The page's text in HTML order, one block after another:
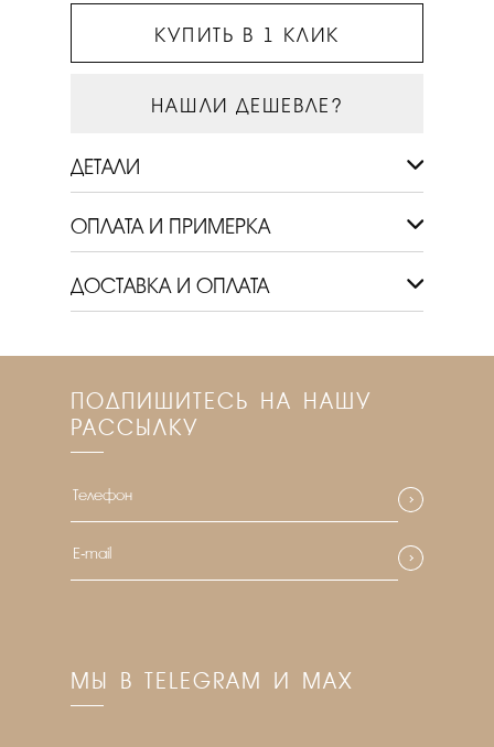
КУПИТЬ В 1 КЛИК
НАШЛИ ДЕШЕВЛЕ?
ДЕТАЛИ
ОПЛАТА И ПРИМЕРКА
ДОСТАВКА И ОПЛАТА
ПОДПИШИТЕСЬ НА НАШУ
РАССЫЛКУ
МЫ В TELEGRAM И MAX